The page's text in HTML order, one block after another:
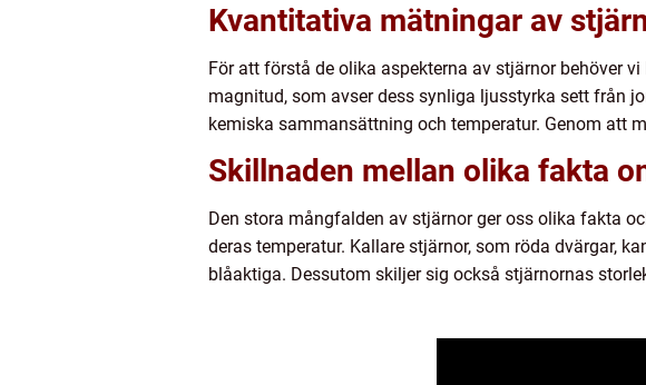
Kvantitativa mätningar av
För att förstå de olika aspekterna av stjärnor behöver
magnitud, som avser dess synliga ljusstyrka sett från
kemiska sammansättning och temperatur. Genom att
Skillnaden mellan olika fakta
Den stora mångfalden av stjärnor ger oss olika fakta
deras temperatur. Kallare stjärnor, som röda dvärgar,
blåaktiga. Dessutom skiljer sig också stjärnornas